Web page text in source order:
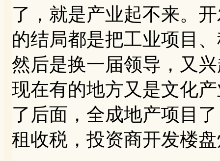
了，就是产业起不来。
的结局都是把工业项目
然后是换一届领导，又
现在有的地方又是文化
了后面，全成地产项目
租收税，投资商开发楼